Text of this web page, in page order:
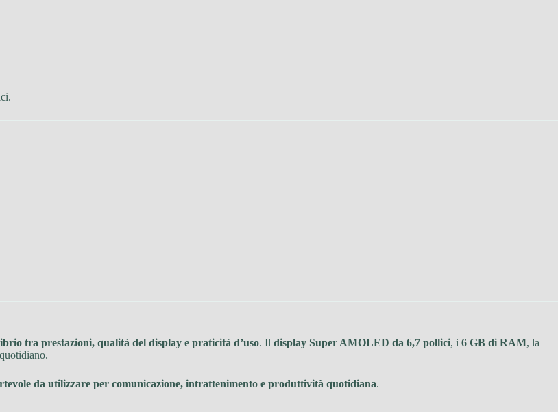
tra prestazioni, qualità del display e praticità d’uso. Il display Super AMOLED da 6,7 pollici, i 6 GB di RAM, la
da utilizzare per comunicazione, intrattenimento e produttività quotidiana.